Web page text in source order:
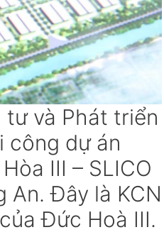
tư và Phát triển
công dự án
III – SLICO
An. Đây là KCN
Đức Hoà III.